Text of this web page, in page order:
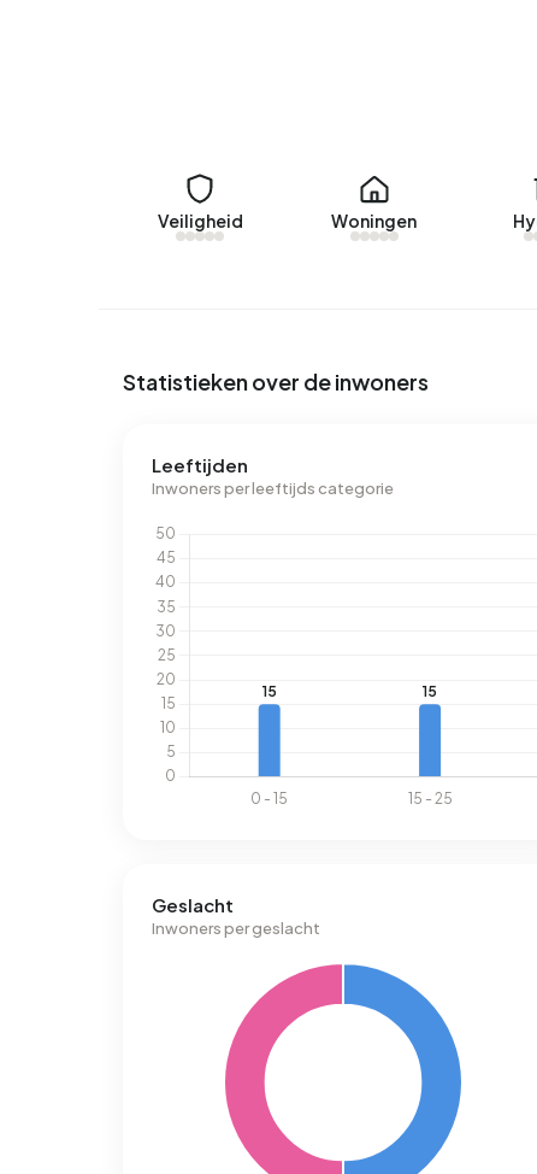
Momenteel zijn er geen woningen te huur in
In Benneveld zijn er 61 adressen met een
(52%), C (20%) en A (7%). Gemiddeld
Veiligheid Woningen
Statistieken over de inwoners
Leeftijden
Inwoners per leeftijds categorie
Geslacht
Inwoners per geslacht